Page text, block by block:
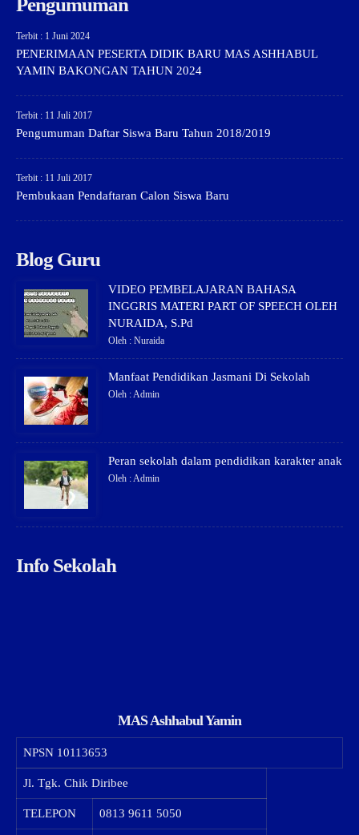
Pengumuman
Terbit : 1 Juni 2024
PENERIMAAN PESERTA DIDIK BARU MAS ASHHABUL
YAMIN BAKONGAN TAHUN 2024
Terbit : 11 Juli 2017
Pengumuman Daftar Siswa Baru Tahun 2018/2019
Terbit : 11 Juli 2017
Pembukaan Pendaftaran Calon Siswa Baru
Blog Guru
VIDEO PEMBELAJARAN BAHASA
INGGRIS MATERI PART OF SPEECH OLEH
NURAIDA, S.Pd
Oleh : Nuraida
Manfaat Pendidikan Jasmani Di Sekolah
Oleh : Admin
Peran sekolah dalam pendidikan karakter anak
Oleh : Admin
Info Sekolah
MAS Ashhabul Yamin
NPSN 10113653
Jl. Tgk. Chik Diribee
TELEPON 0813 9611 5050